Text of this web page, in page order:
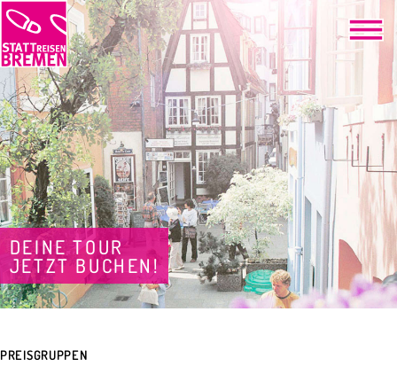
DEINE TOUR
JETZT BUCHEN!
PREISGRUPPEN